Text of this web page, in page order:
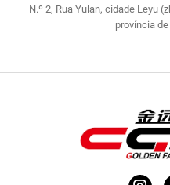
N.º 2, Rua Yulan, cidade Leyu
província